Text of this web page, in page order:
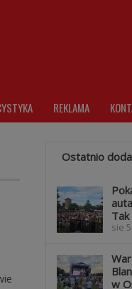
REKLAMA
Ostatnio
Tak
sie
w